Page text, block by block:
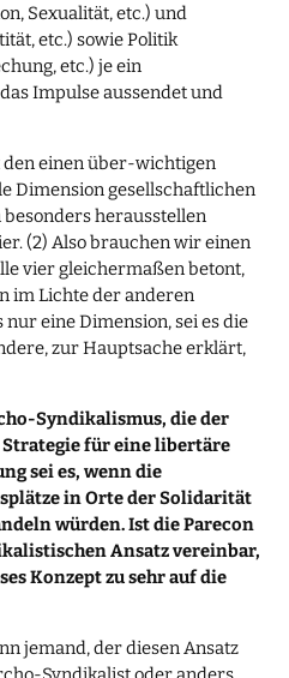
Sexualität, etc.) und
etc.) sowie Politik
etc.) je ein
Impulse aussendet und
den einen über-wichtigen
Dimension gesellschaftlichen
besonders herausstellen
(2) Also brauchen wir einen
vier gleichermaßen betont,
im Lichte der anderen
eine Dimension, sei es die
zur Hauptsache erklärt,
Syndikalismus, die der
Strategie für eine libertäre
sei es, wenn die
in Orte der Solidarität
würden. Ist die Parecon
Ansatz vereinbar,
Konzept zu sehr auf die
jemand, der diesen Ansatz